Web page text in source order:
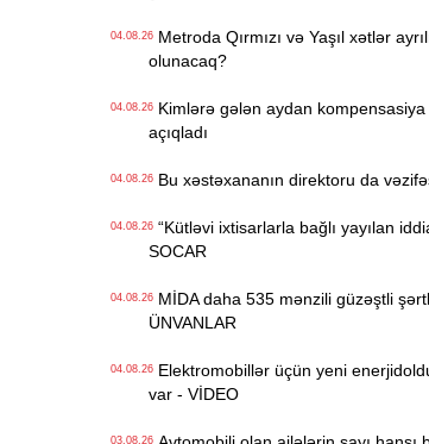
04.08.26Metroda Qırmızı və Yaşıl xətlər
olunacaq?
04.08.26Kimlərə gələn aydan kompensasiya
açıqladı
04.08.26Bu xəstəxananın direktoru da
04.08.26“Kütləvi ixtisarlarla bağlı yayılan
SOCAR
04.08.26MİDA daha 535 mənzili güzəştli
ÜNVANLAR
04.08.26Elektromobillər üçün yeni
var - VİDEO
03.08.26